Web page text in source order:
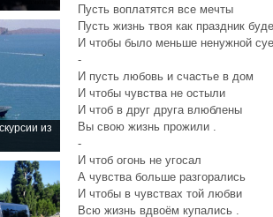
из
Пусть воплатятся все мечты
Пусть жизнь твоя как праздник
И чтобы было меньше ненужной
-
И пусть любовь и счастье в дом
И чтобы чувства не остыли
И чтоб в друг друга влюблены
Вы свою жизнь прожили .
-
И чтоб огонь не угосал
А чувства больше разгорались
И чтобы в чувствах той любви
Всю жизнь вдвоём купались .